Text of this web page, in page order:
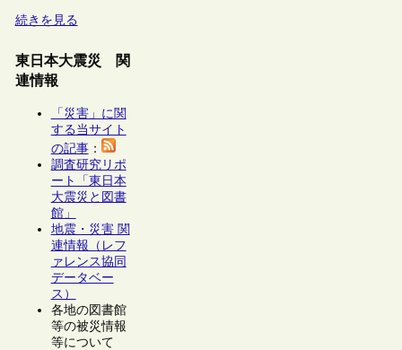
続きを見る
東日本大震災 関
連情報
「災害」に関
する当サイト
の記事：
調査研究リポ
ート「東日本
大震災と図書
館」
地震・災害 関
連情報（レフ
ァレンス協同
データベー
ス）
各地の図書館
等の被災情報
等について